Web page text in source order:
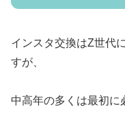
インスタ交換はZ世代
すが、
中高年の多くは最初に